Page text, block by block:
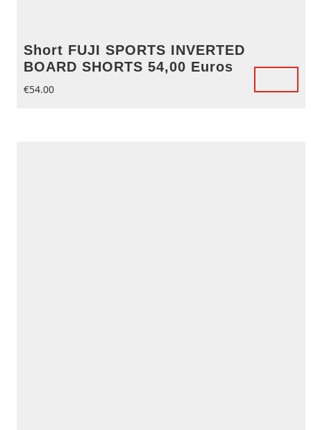
Short FUJI SPORTS INVERTED
BOARD SHORTS 54,00 Euros
€54.00